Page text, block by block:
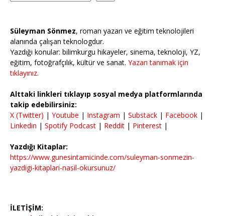
Süleyman Sönmez, roman yazarı ve eğitim teknolojileri
alanında çalışan teknologdur.
Yazdığı konular: bilimkurgu hikayeler, sinema, teknoloji, YZ,
eğitim, fotoğrafçılık, kültür ve sanat. Yazarı tanımak için
tıklayınız.
Alttaki linkleri tıklayıp sosyal medya platformlarında
takip edebilirsiniz:
X (Twitter) | Youtube | Instagram | Substack | Facebook |
Linkedin | Spotify Podcast | Reddit | Pinterest |
Yazdığı Kitaplar:
https://www.gunesintamicinde.com/suleyman-sonmezin-
yazdigi-kitaplari-nasil-okursunuz/
İLETİŞİM: